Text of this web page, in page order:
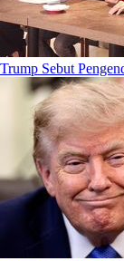
Trump Sebut